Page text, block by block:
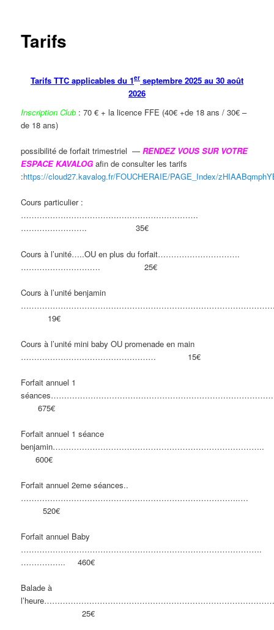
Tarifs
Tarifs TTC applicables du 1er septembre 2025 au 30 août
2026
Inscription Club : 70 € + la licence FFE (40€ +de 18 ans / 30€ –
de 18 ans)
possibilité de forfait trimestriel —RENDEZ VOUS SUR VOTRE
ESPACE KAVALOG afin de consulter les tarifs
:https://cloud27.kavalog.fr/FOUCHERAIE/PAGE_Index/
Cours particulier :
………………………………………………………….
……………………. 35€
Cours à l’unité…..OU en plus du forfait………………………….
………………………… 25€
Cours à l’unité benjamin
19€
Cours à l’unité mini baby OU promenade en main
…………………………………………… 15€
Forfait annuel 1
675€
Forfait annuel 1 séance
benjamin……………………………………………………………………..
600€
Forfait annuel 2eme séances..
………………………………………………………………………..…
520€
Forfait annuel Baby
……………………………………………………………………………….
…………….. 460€
Balade à
25€